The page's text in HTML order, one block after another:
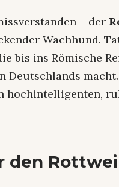
– der
Wachhund.
bis ins Römische
Deutschlands
hochintelligenten,
den